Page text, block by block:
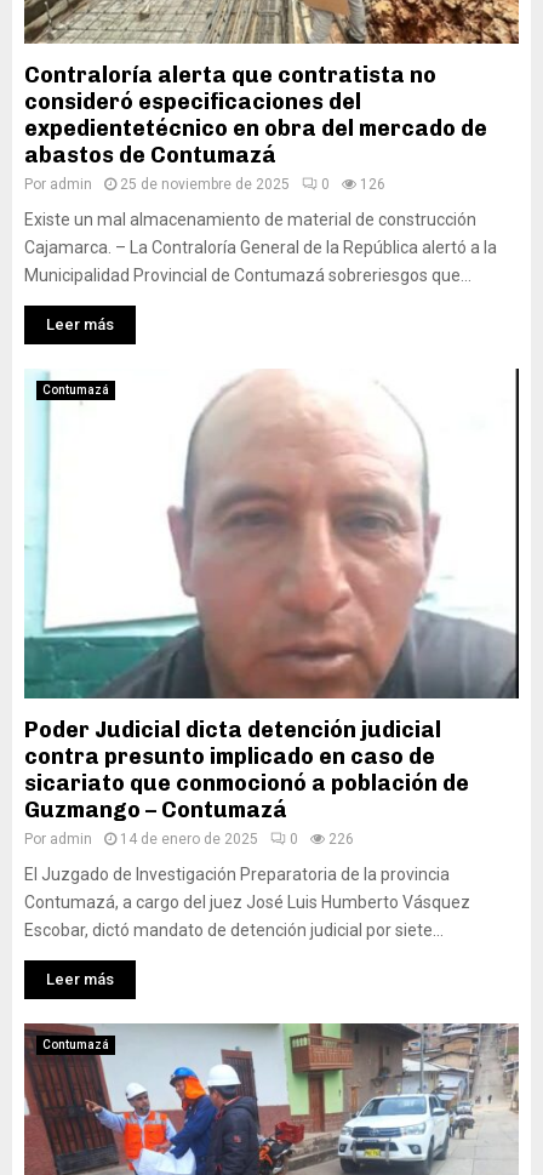
Contraloría alerta que contratista no
consideró especificaciones del
expedientetécnico en obra del mercado de
abastos de Contumazá
Por admin 25 de noviembre de 2025 0 126
Existe un mal almacenamiento de material de construcción
Cajamarca. – La Contraloría General de la República alertó a la
Municipalidad Provincial de Contumazá sobreriesgos que...
Leer más
Contumazá
Poder Judicial dicta detención judicial
contra presunto implicado en caso de
sicariato que conmocionó a población de
Guzmango – Contumazá
Por admin 14 de enero de 2025 0 226
El Juzgado de Investigación Preparatoria de la provincia
Contumazá, a cargo del juez José Luis Humberto Vásquez
Escobar, dictó mandato de detención judicial por siete...
Leer más
Contumazá